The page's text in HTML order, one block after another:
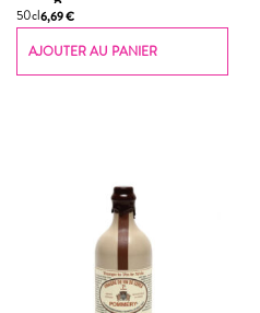
50cl6,69€
AJOUTER AU PANIER